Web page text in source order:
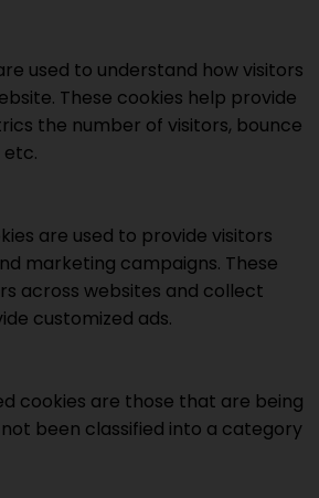
used to understand how visitors
These cookies help provide
the number of visitors, bounce
are used to provide visitors
marketing campaigns. These
across websites and collect
customized ads.
cookies are those that are being
been classified into a category